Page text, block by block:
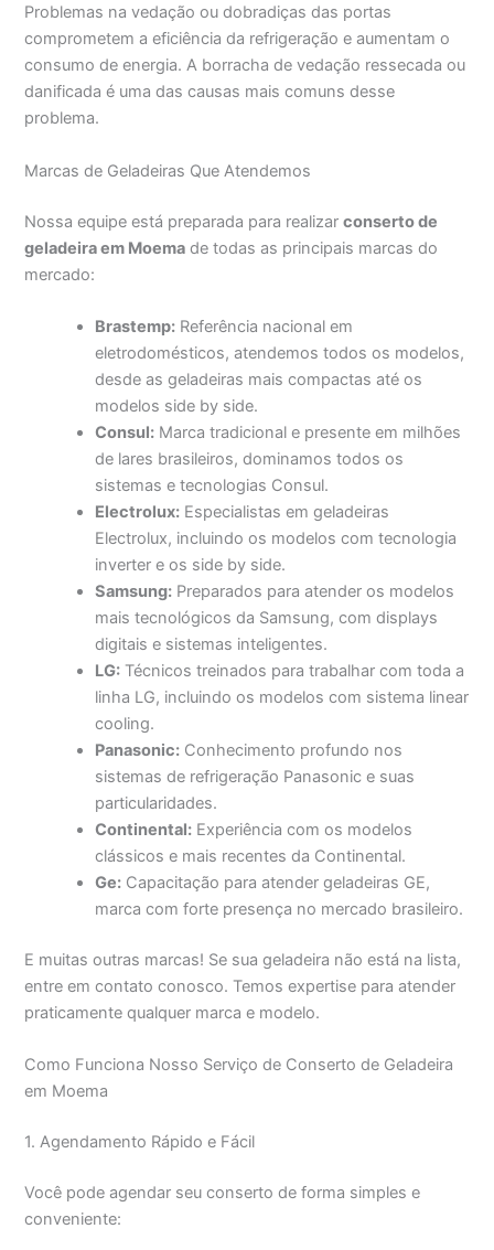
Problemas na vedação ou dobradiças das portas
comprometem a eficiência da refrigeração e aumentam o
consumo de energia. A borracha de vedação ressecada ou
danificada é uma das causas mais comuns desse
problema.
Marcas de Geladeiras Que Atendemos
Nossa equipe está preparada para realizarconserto de
geladeira em Moema de todas as principais marcas do
mercado:
Brastemp: Referência nacional em
eletrodomésticos, atendemos todos os modelos,
desde as geladeiras mais compactas até os
modelos side by side.
Consul: Marca tradicional e presente em milhões
de lares brasileiros, dominamos todos os
sistemas e tecnologias Consul.
Electrolux: Especialistas em geladeiras
Electrolux, incluindo os modelos com tecnologia
inverter e os side by side.
Samsung: Preparados para atender os modelos
mais tecnológicos da Samsung, com displays
digitais e sistemas inteligentes.
LG: Técnicos treinados para trabalhar com toda a
linha LG, incluindo os modelos com sistema linear
cooling.
Panasonic: Conhecimento profundo nos
sistemas de refrigeração Panasonic e suas
particularidades.
Continental: Experiência com os modelos
clássicos e mais recentes da Continental.
Ge: Capacitação para atender geladeiras GE,
marca com forte presença no mercado brasileiro.
E muitas outras marcas! Se sua geladeira não está na lista,
entre em contato conosco. Temos expertise para atender
praticamente qualquer marca e modelo.
Como Funciona Nosso Serviço de Conserto de Geladeira
em Moema
1. Agendamento Rápido e Fácil
Você pode agendar seu conserto de forma simples e
conveniente: